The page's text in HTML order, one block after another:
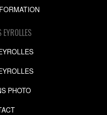
EYROLLES
PHOTO